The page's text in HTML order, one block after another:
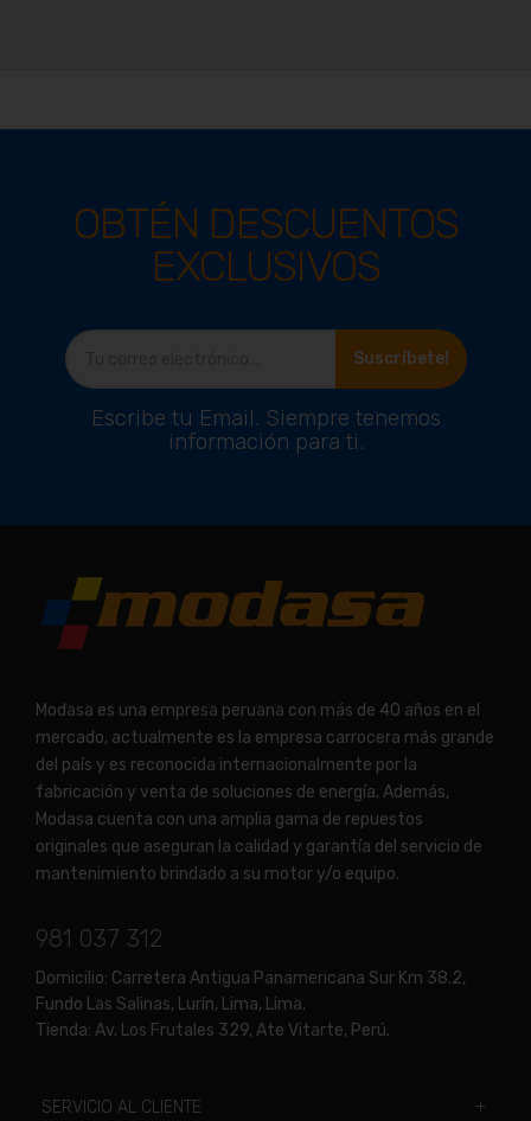
OBTÉN DESCUENTOS
EXCLUSIVOS
Suscríbete!
Escribe tu Email. Siempre tenemos
información para ti.
Modasa es una empresa peruana con más de 40 años en el
mercado, actualmente es la empresa carrocera más grande
del país y es reconocida internacionalmente por la
fabricación y venta de soluciones de energía. Además,
Modasa cuenta con una amplia gama de repuestos
originales que aseguran la calidad y garantía del servicio de
mantenimiento brindado a su motor y/o equipo.
981 037 312
Domicilio: Carretera Antigua Panamericana Sur Km 38.2,
Fundo Las Salinas, Lurín, Lima, Lima.
Tienda: Av. Los Frutales 329, Ate Vitarte, Perú.
SERVICIO AL CLIENTE